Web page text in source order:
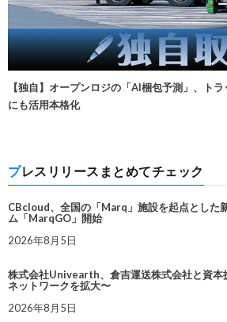
【独自】オープンロジの「AI梱包予測」、ト
にも活用本格化
プレスリリースまとめてチェック
CBcloud、全国の「Marq」施設を起点とした
ム「MarqGO」開始
2026年8月5日
株式会社Univearth、倉吉運送株式会社と資本
ネットワークを拡大〜
2026年8月5日